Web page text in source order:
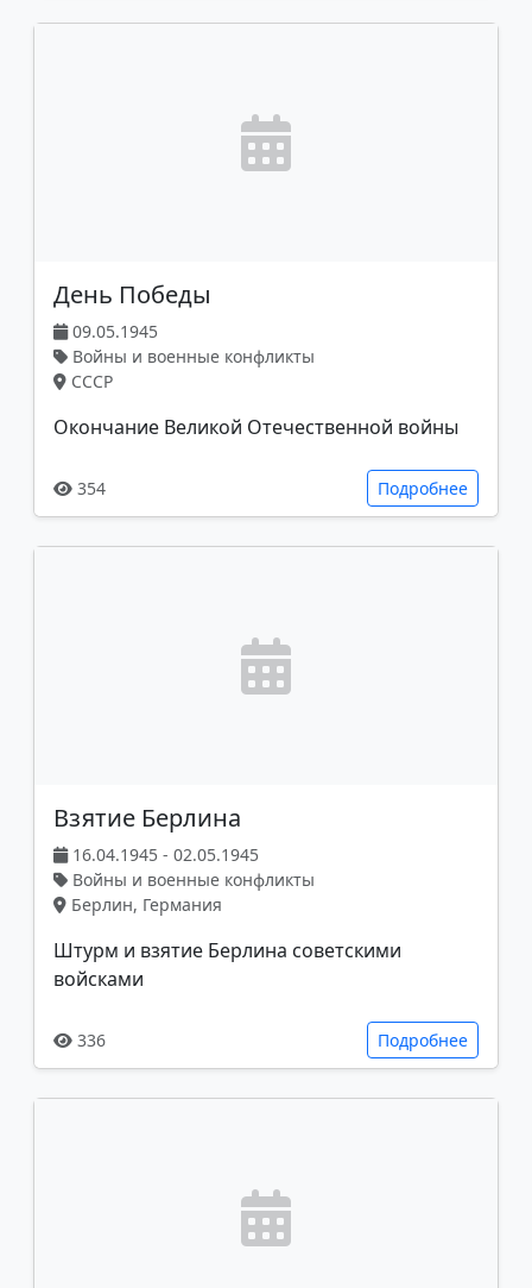
День Победы
09.05.1945
Войны и военные конфликты
СССР
Окончание Великой Отечественной войны
354 Подробнее
Взятие Берлина
16.04.1945 - 02.05.1945
Войны и военные конфликты
Берлин, Германия
Штурм и взятие Берлина советскими
войсками
336 Подробнее